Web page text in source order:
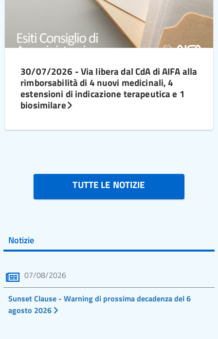
30/07/2026 - Via libera dal CdA di AIFA alla
rimborsabilità di 4 nuovi medicinali, 4
estensioni di indicazione terapeutica e 1
biosimilare
TUTTE LE NOTIZIE
Notizie
07/08/2026
Sunset Clause - Warning di prossima decadenza del 6
agosto 2026